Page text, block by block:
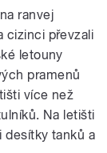
ranvej
cizinci převzali
letouny
pramenů
více než
Na letišti
desítky tanků a